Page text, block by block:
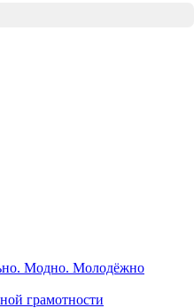
Модно. Молодёжно
грамотности